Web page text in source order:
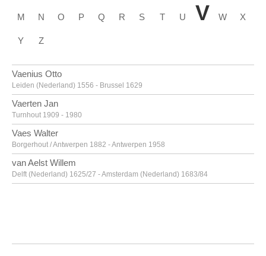
M N O P Q R S T U V W X
Y Z
Vaenius Otto
Leiden (Nederland) 1556 - Brussel 1629
Vaerten Jan
Turnhout 1909 - 1980
Vaes Walter
Borgerhout / Antwerpen 1882 - Antwerpen 1958
van Aelst Willem
Delft (Nederland) 1625/27 - Amsterdam (Nederland) 1683/84